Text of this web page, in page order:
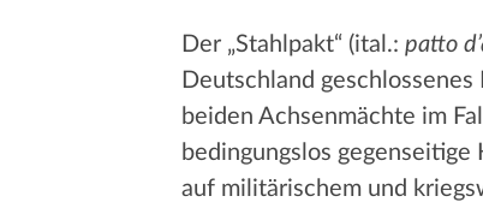
Der „Stahlpakt“ (ital.: patto
Deutschland
beiden Achsenmächte im
bedingungslos
auf militärischem und